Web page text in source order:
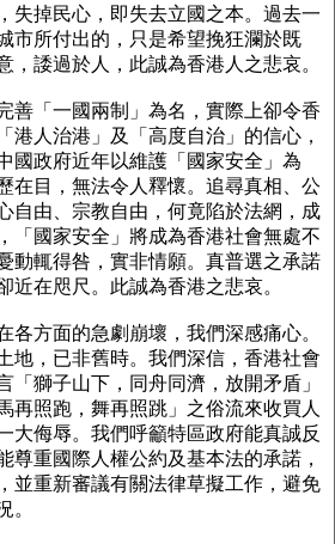
失掉民心，即失去立國之本。過去一
市所付出的，只是希望挽狂瀾於既
，諉過於人，此誠為香港人之悲哀。
善「一國兩制」為名，實際上卻令香
港人治港」及「高度自治」的信心，
國政府近年以維護「國家安全」為
在目，無法令人釋懷。追尋真相、公
自由、宗教自由，何竟陷於法網，成
「國家安全」將成為香港社會無處不
動輒得咎，實非情願。真普選之承諾
近在咫尺。此誠為香港之悲哀。
各方面的急劇崩壞，我們深感痛心。
地，已非舊時。我們深信，香港社會
「獅子山下，同舟同濟，放開矛盾」
再照跑，舞再照跳」之俗流來收買人
大侮辱。我們呼籲特區政府能真誠反
尊重國際人權公約及基本法的承諾，
並重新審議有關法律草擬工作，避免
。